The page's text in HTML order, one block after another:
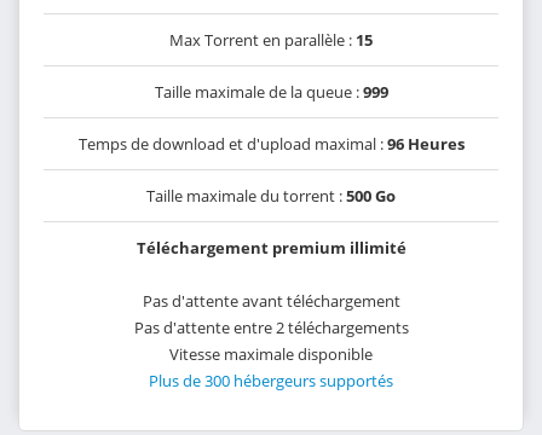
Max Torrent en parallèle : 15
Taille maximale de la queue :999
Temps de download et d'upload maximal :96 Heures
Taille maximale du torrent :500 Go
Téléchargement premium illimité
Pas d'attente avant téléchargement
Pas d'attente entre 2 téléchargements
Vitesse maximale disponible
Plus de 300 hébergeurs supportés